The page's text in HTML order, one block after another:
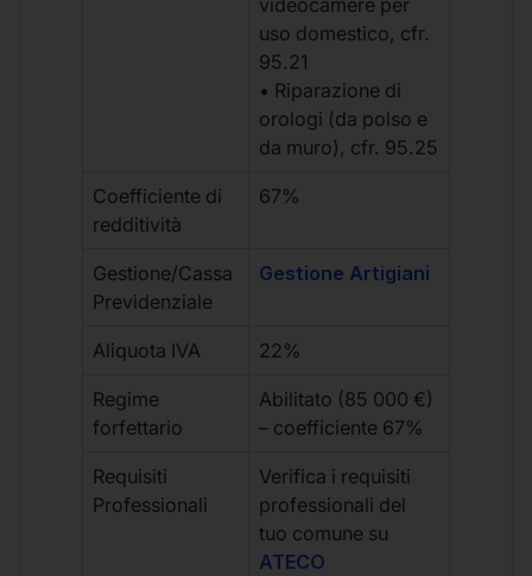
uso domestico, cfr.
95.21
• Riparazione di
orologi (da polso e
da muro), cfr. 95.25
Coefficiente di
redditività
67%
Gestione/Cassa
Previdenziale
Gestione Artigiani
Aliquota IVA 22%
Regime
forfettario
Abilitato (85 000 €)
– coefficiente 67%
Requisiti
Professionali
Verifica i requisiti
professionali del
tuo comune su
ATECO